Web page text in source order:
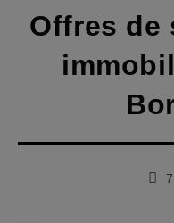
Offres de